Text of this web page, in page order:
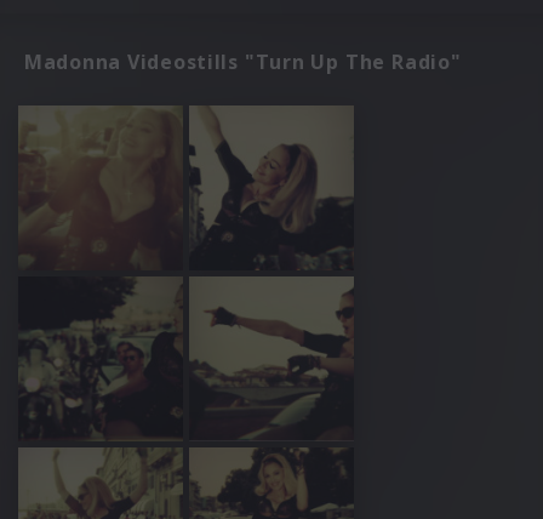
Madonna Videostills "Turn Up The Radio"